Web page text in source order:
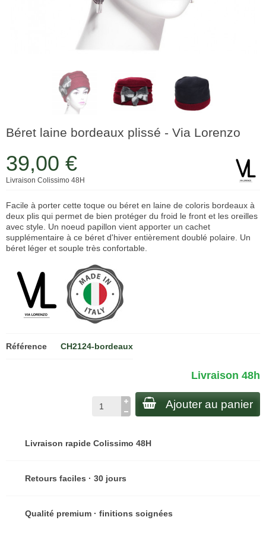
Béret laine bordeaux plissé - Via Lorenzo
39,00 €
Livraison Colissimo 48H
Facile à porter cette toque ou béret en laine de coloris bordeaux à
deux plis qui permet de bien protéger du froid le front et les oreilles
avec style. Un noeud papillon vient apporter un cachet
supplémentaire à ce béret d'hiver entièrement doublé polaire. Un
béret léger et souple très confortable.
Référence CH2124-bordeaux
Livraison 48h
Ajouter au panier
Livraison rapide Colissimo 48H
Retours faciles · 30 jours
Qualité premium · finitions soignées